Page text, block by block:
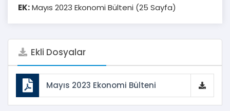
EK:Mayıs 2023 Ekonomi Bülteni (25 Sayfa)
Ekli Dosyalar
Mayıs 2023 Ekonomi Bülteni